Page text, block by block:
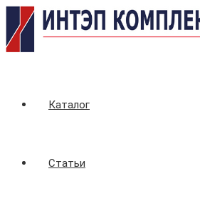
Перейти
к
содержимому
Каталог
Статьи